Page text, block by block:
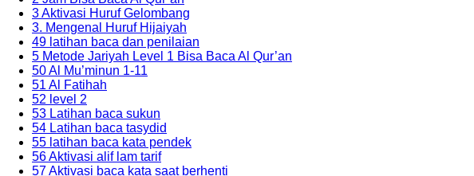
3 Aktivasi Huruf Gelombang
3. Mengenal Huruf Hijaiyah
49 latihan baca dan penilaian
5 Metode Jariyah Level 1 Bisa Baca Al Qur’an
50 Al Mu’minun 1-11
51 Al Fatihah
52 level 2
53 Latihan baca sukun
54 Latihan baca tasydid
55 latihan baca kata pendek
56 Aktivasi alif lam tarif
57 Aktivasi baca kata saat berhenti